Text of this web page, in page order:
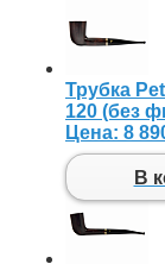
Трубка
120 (без
Цена: 8
В